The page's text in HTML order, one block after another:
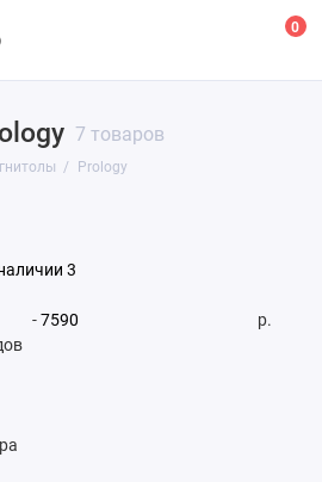
0
7 товаров
Prology
3
-
р.
катеров